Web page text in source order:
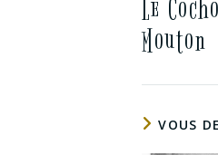
Le
Mouton
VOUS